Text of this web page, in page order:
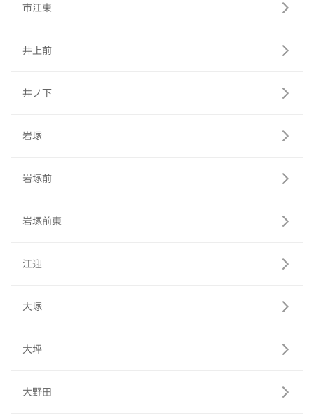
市江東
井上前
井ノ下
岩塚
岩塚前
岩塚前東
江迎
大塚
大坪
大野田